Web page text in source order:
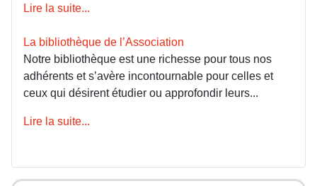
Lire la suite...
La bibliothèque de l’Association
Notre bibliothèque est une richesse pour tous nos
adhérents et s’avère incontournable pour celles et
ceux qui désirent étudier ou approfondir leurs...
Lire la suite...